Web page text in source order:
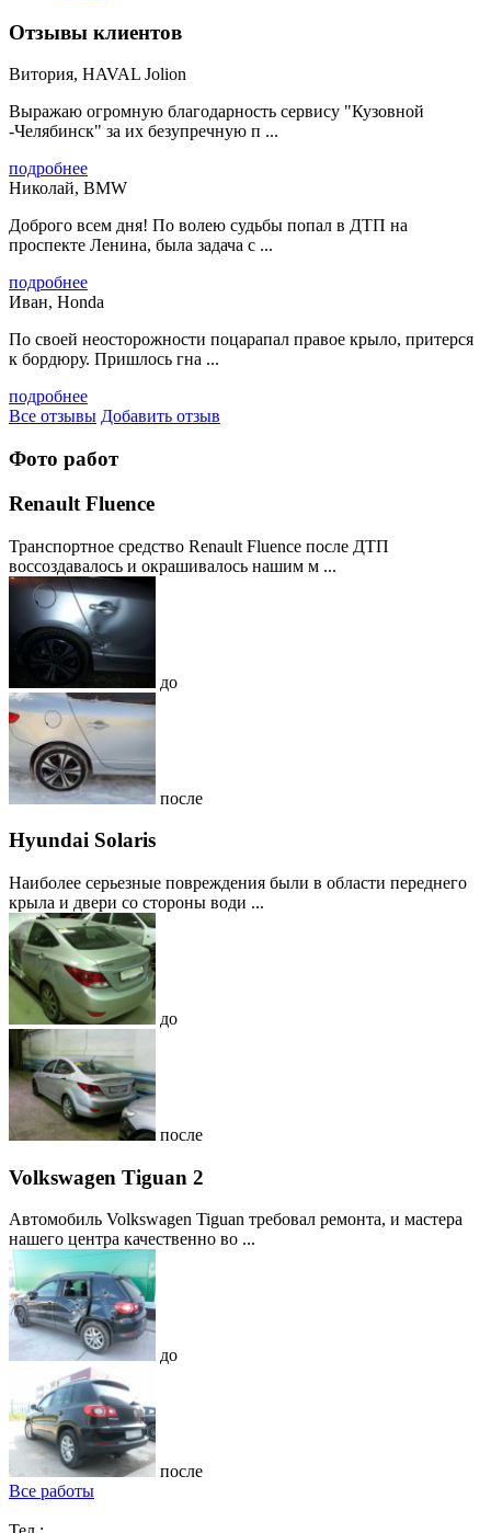
Отзывы клиентов
Витория, HAVAL Jolion
Выражаю огромную благодарность сервису "Кузовной
-Челябинск" за их безупречную п ...
подробнее
Николай, BMW
Доброго всем дня! По волею судьбы попал в ДТП на
проспекте Ленина, была задача с ...
подробнее
Иван, Honda
По своей неосторожности поцарапал правое крыло, притерся
к бордюру. Пришлось гна ...
подробнее
Все отзывы Добавить отзыв
Фото работ
Renault Fluence
Транспортное средство Renault Fluence после ДТП
воссоздавалось и окрашивалось нашим м ...
до
после
Hyundai Solaris
Наиболее серьезные повреждения были в области переднего
крыла и двери со стороны води ...
до
после
Volkswagen Tiguan 2
Автомобиль Volkswagen Tiguan требовал ремонта, и мастера
нашего центра качественно во ...
до
после
Все работы